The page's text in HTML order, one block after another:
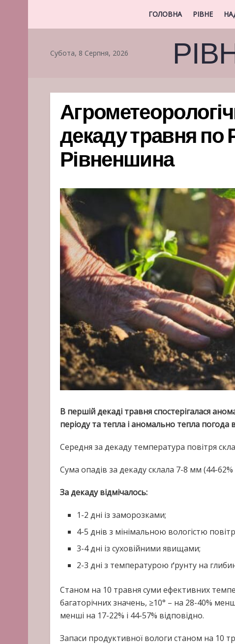
ГОЛОВНА РІВНЕ
Субота, 8 Серпня, 2026
декаду травня по
Рівненшина
В першій декаді травня спостерігалася
періоду та тепла і аномально тепла погода
Середня за декаду температура повітря
Cума опадів за декаду склала 7-8 мм (44-
За декаду відмічалось:
1-2 дні із заморозками;
4-5 днів з мінімальною вологістю
3-4 дні із суховійними явищами;
2-3 дні з температурою ґрунту на
Станом на 10 травня суми ефективних
багаторічних значень, ≥10° – на 28-40%
менші на 17-22% і 44-57% відповідно.
Запаси продуктивної вологи станом на 10